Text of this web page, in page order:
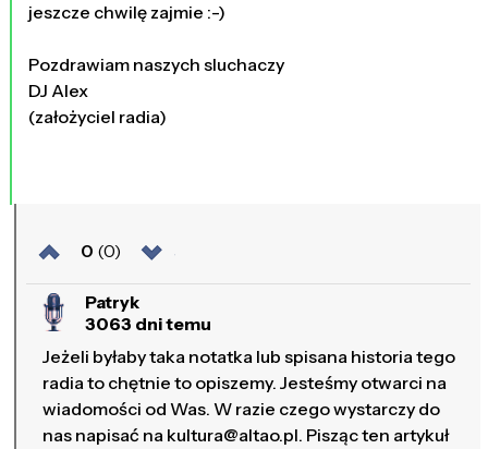
jeszcze chwilę zajmie :-)
Pozdrawiam naszych sluchaczy
DJ Alex
(założyciel radia)
0 (0)
Patryk
3063 dni temu
Jeżeli byłaby taka notatka lub spisana historia tego
radia to chętnie to opiszemy. Jesteśmy otwarci na
wiadomości od Was. W razie czego wystarczy do
nas napisać na kultura@altao.pl. Pisząc ten artykuł